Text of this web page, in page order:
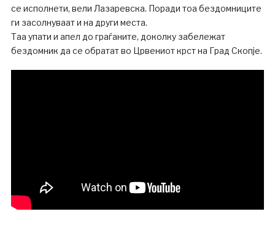
се исполнети, вели Лазаревска. Поради тоа бездомниците
ги засолнуваат и на други места.
Таа упати и апел до граѓаните, доколку забележат
бездомник да се обратат во Црвениот крст на Град Скопје.